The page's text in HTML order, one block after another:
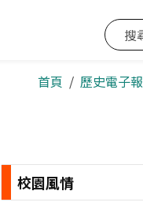
首頁 歷史電子報
校園風情